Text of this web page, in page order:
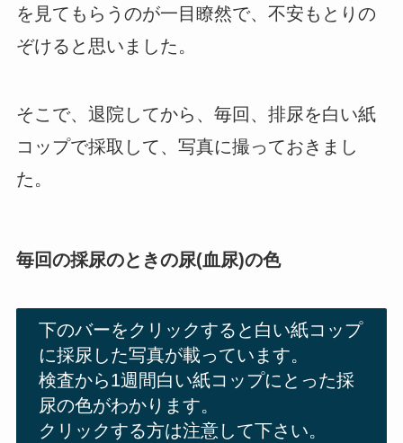
を見てもらうのが一目瞭然で、不安もとりの
ぞけると思いました。
そこで、退院してから、毎回、排尿を白い紙
コップで採取して、写真に撮っておきまし
た。
毎回の採尿のときの尿(血尿)の色
下のバーをクリックすると白い紙コップ
に採尿した写真が載っています。
検査から1週間白い紙コップにとった採
尿の色がわかります。
クリックする方は注意して下さい。